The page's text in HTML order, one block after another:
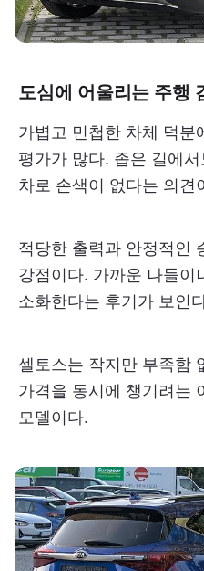
도심에 어울리는 주행
가볍고 민첩한 차체 덕분
평가가 많다. 좁은 길에
차로 손색이 없다는 의견
적당한 출력과 안정적인
강점이다. 가까운 나들이
소화한다는 후기가 보인
셀토스는 작지만 부족함
가격을 동시에 챙기려는
모델이다.